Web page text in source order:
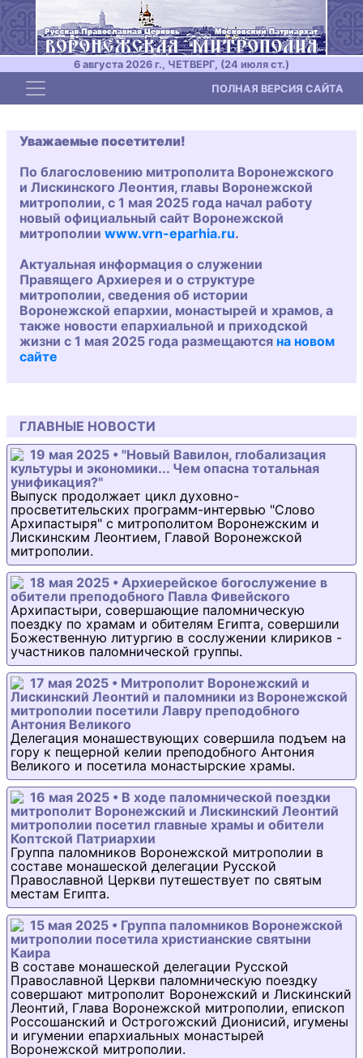
6 августа 2026 г., ЧЕТВЕРГ, (24 июля ст.)
Toggle navigation ПОЛНАЯ ВЕРСИЯ САЙТА
Уважаемые посетители!
По благословению митрополита Воронежского
и Лискинского Леонтия, главы Воронежской
митрополии, с 1 мая 2025 года начал работу
новый официальный сайт Воронежской
митрополии www.vrn-eparhia.ru.
Актуальная информация о служении
Правящего Архиерея и о структуре
митрополии, сведения об истории
Воронежской епархии, монастырей и храмов, а
также новости епархиальной и приходской
жизни с 1 мая 2025 года размещаются на новом
сайте
ГЛАВНЫЕ НОВОСТИ
19 мая 2025 • "Новый Вавилон, глобализация
культуры и экономики... Чем опасна тотальная
унификация?"
Выпуск продолжает цикл духовно-
просветительских программ-интервью "Слово
Архипастыря" с митрополитом Воронежским и
Лискинским Леонтием, Главой Воронежской
митрополии.
18 мая 2025 • Архиерейское богослужение в
обители преподобного Павла Фивейского
Архипастыри, совершающие паломническую
поездку по храмам и обителям Египта, совершили
Божественную литургию в сослужении клириков -
участников паломнической группы.
17 мая 2025 • Митрополит Воронежский и
Лискинский Леонтий и паломники из Воронежской
митрополии посетили Лавру преподобного
Антония Великого
Делегация монашествующих совершила подъем на
гору к пещерной келии преподобного Антония
Великого и посетила монастырские храмы.
16 мая 2025 • В ходе паломнической поездки
митрополит Воронежский и Лискинский Леонтий
митрополии посетил главные храмы и обители
Коптской Патриархии
Группа паломников Воронежской митрополии в
составе монашеской делегации Русской
Православной Церкви путешествует по святым
местам Египта.
15 мая 2025 • Группа паломников Воронежской
митрополии посетила христианские святыни
Каира
В составе монашеской делегации Русской
Православной Церкви паломническую поездку
совершают митрополит Воронежский и Лискинский
Леонтий, Глава Воронежской митрополии, епископ
Россошанский и Острогожский Дионисий, игумены
и игумении епархиальных монастырей
Воронежской митрополии.